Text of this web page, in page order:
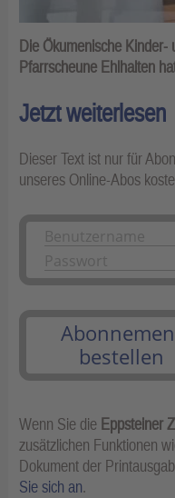
Die Ökumenische
Pfarrscheune Ehlhalten
Jetzt weiterlesen
Dieser Text ist nur für
unseres Online-Abos
bestellen
Wenn Sie die Eppsteiner
zusätzlichen Funktionen
Dokument der
Sie sich an.